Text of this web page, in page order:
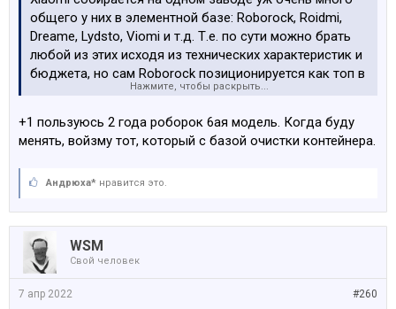
общего у них в элементной базе: Roborock, Roidmi,
Dreame, Lydsto, Viomi и т.д. Т.е. по сути можно брать
любой из этих исходя из технических характеристик и
бюджета, но сам Roborock позиционируется как топ в
линейке, сам пользуюсь S5 MAX, доволен, но сейчас
т.к. стандартный пылесборник при активном
использовании раз в неделю нужно очищать.
Нажмите, чтобы раскрыть...
+1 пользуюсь 2 года роборок 6ая модель. Когда буду
менять, войзму тот, который с базой очистки контейнера.
Андрюха* нравится это.
WSM
Свой человек
#260
7 апр 2022